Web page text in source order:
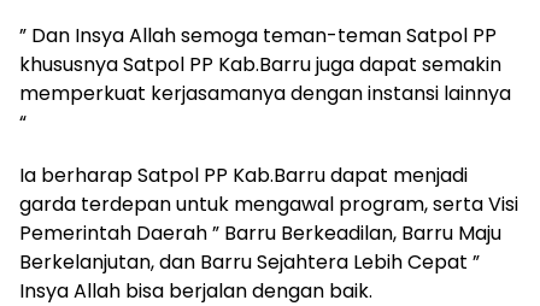
” Dan Insya Allah semoga teman-teman Satpol PP
khususnya Satpol PP Kab.Barru juga dapat semakin
memperkuat kerjasamanya dengan instansi lainnya
“
Ia berharap Satpol PP Kab.Barru dapat menjadi
garda terdepan untuk mengawal program, serta Visi
Pemerintah Daerah ” Barru Berkeadilan, Barru Maju
Berkelanjutan, dan Barru Sejahtera Lebih Cepat ”
Insya Allah bisa berjalan dengan baik.